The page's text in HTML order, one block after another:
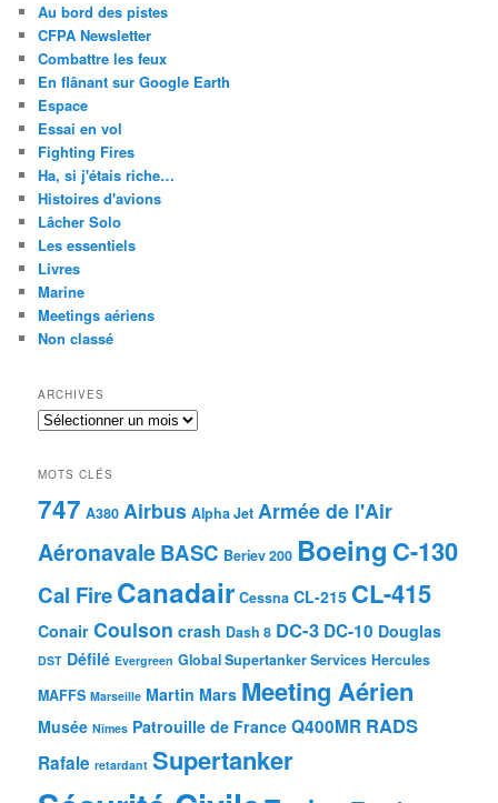
Au bord des pistes
CFPA Newsletter
Combattre les feux
En flânant sur Google Earth
Espace
Essai en vol
Fighting Fires
Ha, si j'étais riche…
Histoires d'avions
Lâcher Solo
Les essentiels
Livres
Marine
Meetings aériens
Non classé
ARCHIVES
Archives
MOTS CLÉS
747 A380 Airbus Alpha Jet Armée de l'Air
AéronavaleBASC Beriev 200 Boeing C-130
Cal FireCanadair Cessna CL-215 CL-415
Conair Coulson crash Dash 8 DC-3 DC-10 Douglas
DST Défilé Evergreen Global Supertanker Services Hercules
MAFFS Marseille Martin Mars Meeting Aérien
Musée Nîmes Patrouille de France Q400MR RADS
Rafale retardant Supertanker